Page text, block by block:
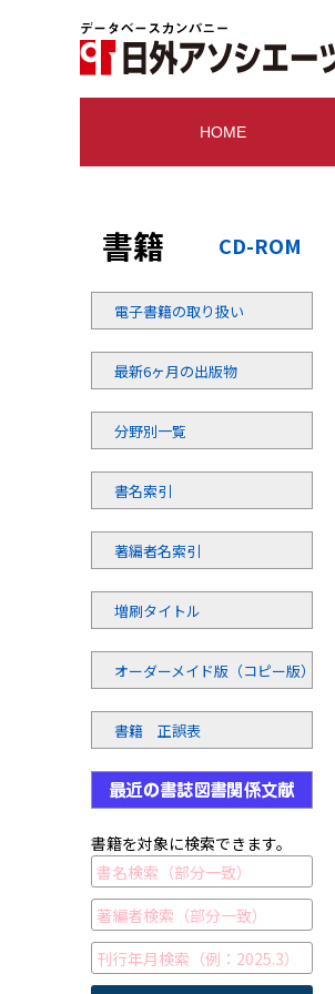
HOME
書籍 CD-ROM
電子書籍の取り扱い
最新6ヶ月の出版物
分野別一覧
書名索引
著編者名索引
増刷タイトル
オーダーメイド版（コピー版）
書籍 正誤表
書籍を対象に検索できます。